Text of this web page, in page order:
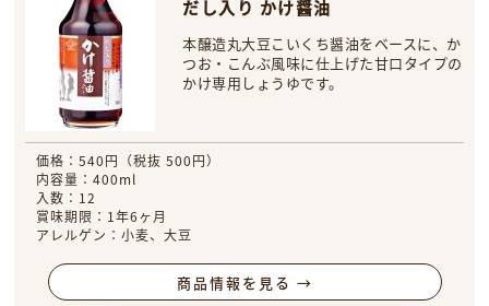
だし入り かけ醤油
本醸造丸大豆こいくち醤油をベースに、か
つお・こんぶ風味に仕上げた甘口タイプの
かけ専用しょうゆです。
価格：540円（税抜 500円）
内容量：400ml
入数：12
賞味期限：1年6ヶ月
アレルゲン：小麦、大豆
商品情報を見る →